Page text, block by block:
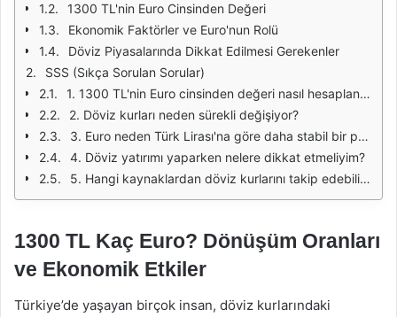
1300 TL'nin Euro Cinsinden Değeri
Ekonomik Faktörler ve Euro'nun Rolü
Döviz Piyasalarında Dikkat Edilmesi Gerekenler
SSS (Sıkça Sorulan Sorular)
1. 1300 TL'nin Euro cinsinden değeri nasıl hesaplanır?
2. Döviz kurları neden sürekli değişiyor?
3. Euro neden Türk Lirası'na göre daha stabil bir para birimi?
4. Döviz yatırımı yaparken nelere dikkat etmeliyim?
5. Hangi kaynaklardan döviz kurlarını takip edebilirim?
1300 TL Kaç Euro? Dönüşüm Oranları
ve Ekonomik Etkiler
Türkiye’de yaşayan birçok insan, döviz kurlarındaki